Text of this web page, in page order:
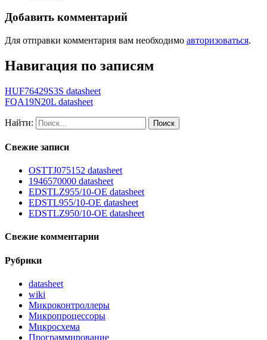
Добавить комментарий
Для отправки комментария вам необходимо авторизоваться.
Навигация по записям
HUF76429S3S datasheet
FQA19N20L datasheet
Найти:
Свежие записи
OSTTJ075152 datasheet
1946570000 datasheet
EDSTLZ955/10-OE datasheet
EDSTL955/10-OE datasheet
EDSTLZ950/10-OE datasheet
Свежие комментарии
Рубрики
datasheet
wiki
Микроконтроллеры
Микропроцессоры
Микросхема
Программирование